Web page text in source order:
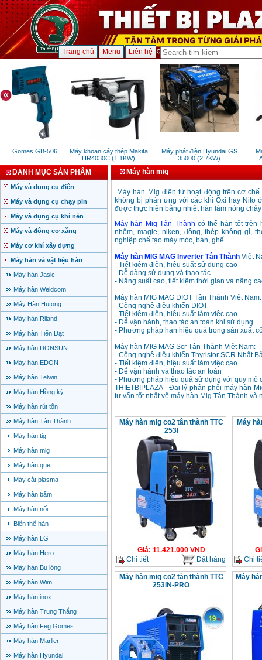
Trang chủ Menu Liên hệ
Gomes GB-506
Máy khoan cấy thép Makita
HR4030C (1.1KW)
Máy phát điện Hyundai GS
35000 (2.7KW)
DANH MỤC SẢN PHẨM
Máy và dụng cụ điện
Máy và dụng cụ chạy pin
Máy và dụng cụ khí nén
Máy và động cơ xăng
Máy cơ khí xây dựng
Máy hàn và vật liệu hàn
Máy hàn Jasic
Máy hàn Weldcom
Máy Hàn Hutong
Máy hàn Riland
Máy hàn Tiến Đạt
Máy hàn DONSUN
Máy hàn EDON
Máy hàn Telwin
Máy hàn Hồng ký
Máy hàn rút tôn
Máy hàn Tân Thành
Máy hàn tig
Máy hàn mig
Máy hàn que
Máy cắt plasma
Máy hàn bấm
Máy hàn nối
Biến thế hàn
Máy hàn LG
Máy hàn Hero
Máy hàn Bu lông
Máy hàn Wim
Máy hàn inox
Máy hàn Trung Thắng
Máy hàn Feg Gomes
Máy hàn Marller
Máy hàn Hyundai
Máy hàn mig
Máy hàn Mig điện tử hoạt động trên cơ
không bị phản ứng với các khí Oxi hay Nito
được thực hiện bằng nhiệt hàn làm nóng
Máy hàn Mig Tân Thành có thể hàn tốt trên
nhôm, magie, niken, đồng, thép không gỉ,
nghiệp chế tạo máy móc, bàn, ghế…
Máy hàn MIG MAG Inverter Tân Thành Việt
- Tiết kiệm điện, hiệu suất sử dụng cao
- Dễ dàng sử dụng và thao tác
- Năng suất cao, tiết kiệm thời gian và nâng
Máy hàn MIG MAG DIOT Tân Thành Việt Nam:
- Công nghệ điều khiển DIOT
- Tiết kiệm điện, hiệu suất làm việc cao
- Dễ vận hành, thao tác an toàn khi sử dụng
- Phương pháp hàn hiệu quả trong sản xuất
Máy hàn MIG MAG Scr Tân Thành Việt Nam:
- Công nghệ điều khiển Thyristor SCR Nhật
- Tiết kiệm điện, hiệu suất làm việc cao
- Dễ vận hành và thao tác an toàn
- Phương pháp hiệu quả sử dụng với quy mô
THIETBIPLAZA - Đại lý phân phối máy hàn
tư vấn tốt nhất về máy hàn Mig Tân Thành và
Máy hàn mig co2 tân thành TTC
253I
Giá: 11.421.000VND
Chi tiết
Đặt hàng
Máy
Chi
Máy hàn mig co2 tân thành TTC
253IN-PRO
Máy